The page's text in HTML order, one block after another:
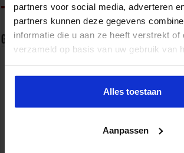
partners voor social media, adverteren
partners kunnen deze gegevens
informatie die u aan ze heeft verstrekt of
verzameld op basis van uw gebruik van
Alles toestaan
Aanpassen
Gerelateerde Artikelen